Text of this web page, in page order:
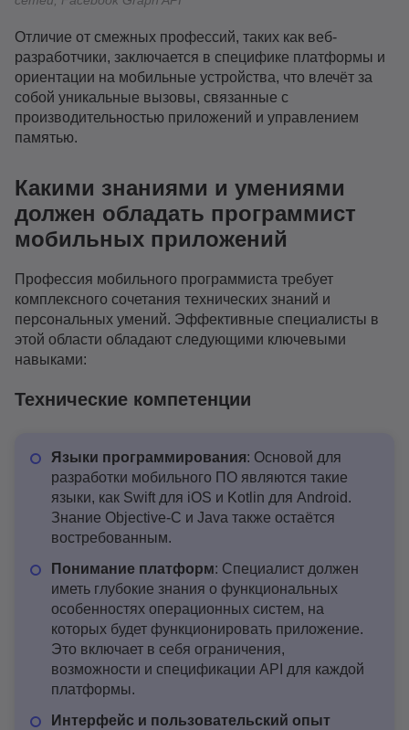
Отличие от смежных профессий, таких как веб-
разработчики, заключается в специфике платформы и
ориентации на мобильные устройства, что влечёт за
собой уникальные вызовы, связанные с
производительностью приложений и управлением
памятью.
Какими знаниями и умениями
должен обладать программист
мобильных приложений
Профессия мобильного программиста требует
комплексного сочетания технических знаний и
персональных умений. Эффективные специалисты в
этой области обладают следующими ключевыми
навыками:
Технические компетенции
Языки программирования: Основой для
разработки мобильного ПО являются такие
языки, как Swift для iOS и Kotlin для Android.
Знание Objective-C и Java также остаётся
востребованным.
Понимание платформ: Специалист должен
иметь глубокие знания о функциональных
особенностях операционных систем, на
которых будет функционировать приложение.
Это включает в себя ограничения,
возможности и спецификации API для каждой
платформы.
Интерфейс и пользовательский опыт